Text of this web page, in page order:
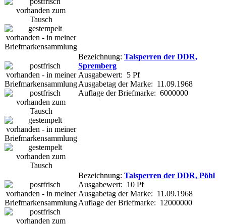
Bezeichnung: Talsperren der DDR,
Spremberg
Ausgabewert: 5 Pf
Ausgabetag der Marke: 11.09.1968
Auflage der Briefmarke: 6000000
Bezeichnung: Talsperren der DDR, Pöhl
Ausgabewert: 10 Pf
Ausgabetag der Marke: 11.09.1968
Auflage der Briefmarke: 12000000